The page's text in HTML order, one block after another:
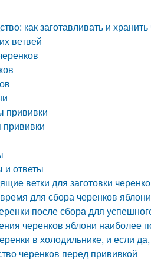
как заготавливать и
ветвей
прививки
ответы
ветки для заготовки
для сбора черенков яблони
после сбора для
черенков яблони наиболее
в холодильнике, и если да,
черенков перед прививкой